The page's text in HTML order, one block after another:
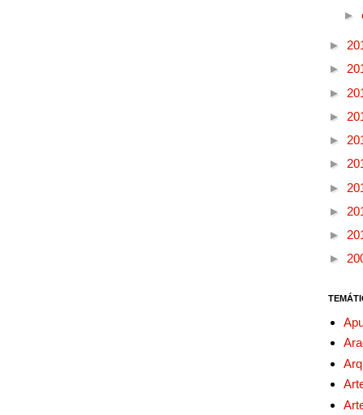
►
►
►
►
►
►
►
►
►
►
►